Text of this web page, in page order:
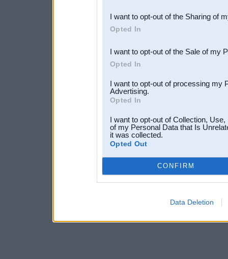
Downstream Participants
third parties.
I want to opt-out of the Sharing of
Opted In
I want to opt-out of the Sale of my
Opted In
I want to opt-out of processing my
Advertising.
Opted In
I want to opt-out of Collection,
of my Personal Data that Is
it was collected.
Opted Out
CONFIRM
Data Deletion